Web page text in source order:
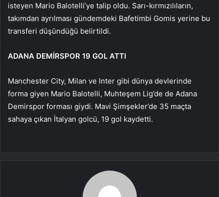
isteyen Mario Balotelli’ye talip oldu. Sarı-kırmızılıların,
takımdan ayrılması gündemdeki Bafetimbi Gomis yerine bu
transferi düşündüğü belirtildi.
ADANA DEMİRSPOR 19 GOL ATTI
Manchester City, Milan ve Inter gibi dünya devlerinde
forma giyen Mario Balotelli, Muhteşem Lig’de de Adana
Demirspor forması giydi. Mavi Şimşekler’de 35 maçta
sahaya çıkan İtalyan golcü, 19 gol kaydetti.